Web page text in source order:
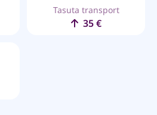
Tasuta transport
35 €